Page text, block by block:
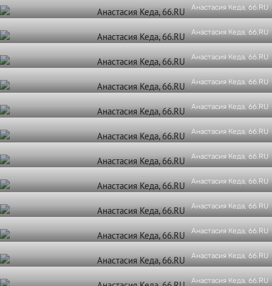
Анастасия Кеда, 66.RU
Анастасия Кеда, 66.RU
Анастасия Кеда, 66.RU
Анастасия Кеда, 66.RU
Анастасия Кеда, 66.RU
Анастасия Кеда, 66.RU
Анастасия Кеда, 66.RU
Анастасия Кеда, 66.RU
Анастасия Кеда, 66.RU
Анастасия Кеда, 66.RU
Анастасия Кеда, 66.RU
Анастасия Кеда, 66.RU